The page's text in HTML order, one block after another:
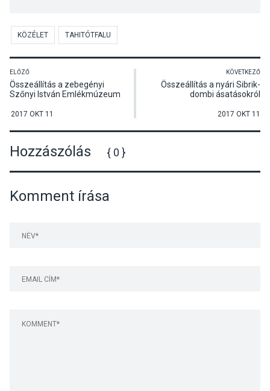
KÖZÉLET TAHITÓTFALU
ELŐZŐ
Összeállítás a zebegényi
Szőnyi István Emlékmúzeum
jubileuma alkalmából tartott
2017 OKT 11
KÖVETKEZŐ
Összeállítás a nyári Sibrik-
dombi ásatásokról
2017 OKT 11
Hozzászólás { 0 }
Komment írása